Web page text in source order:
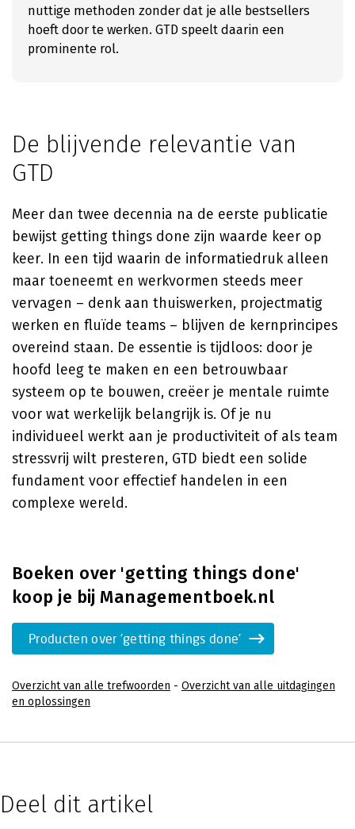
nuttige methoden zonder dat je alle bestsellers
hoeft door te werken. GTD speelt daarin een
prominente rol.
De blijvende relevantie van
GTD
Meer dan twee decennia na de eerste publicatie
bewijst getting things done zijn waarde keer op
keer. In een tijd waarin de informatiedruk alleen
maar toeneemt en werkvormen steeds meer
vervagen – denk aan thuiswerken, projectmatig
werken en fluïde teams – blijven de kernprincipes
overeind staan. De essentie is tijdloos: door je
hoofd leeg te maken en een betrouwbaar
systeem op te bouwen, creëer je mentale ruimte
voor wat werkelijk belangrijk is. Of je nu
individueel werkt aan je productiviteit of als team
stressvrij wilt presteren, GTD biedt een solide
fundament voor effectief handelen in een
complexe wereld.
Boeken over 'getting things done'
koop je bij Managementboek.nl
Producten over 'getting things done'
Overzicht van alle trefwoorden - Overzicht van alle uitdagingen
en oplossingen
Deel dit artikel